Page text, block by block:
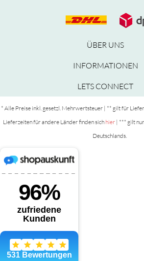
ÜBER UNS
INFORMATIONEN
LETS CONNECT
* Alle Preise inkl. gesetzl. Mehrwertsteuer | ** gilt für
Lieferzeiten für andere Länder finden sich hier | *** gilt
Deutschlands.